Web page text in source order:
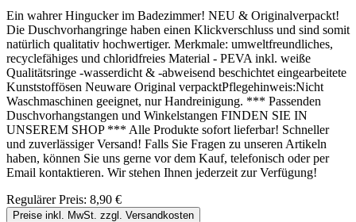
Ein wahrer Hingucker im Badezimmer! NEU & Originalverpackt!
Die Duschvorhangringe haben einen Klickverschluss und sind somit
natürlich qualitativ hochwertiger. Merkmale: umweltfreundliches,
recyclefähiges und chloridfreies Material - PEVA inkl. weiße
Qualitätsringe -wasserdicht & -abweisend beschichtet eingearbeitete
Kunststoffösen Neuware Original verpacktPflegehinweis:Nicht
Waschmaschinen geeignet, nur Handreinigung. *** Passenden
Duschvorhangstangen und Winkelstangen FINDEN SIE IN
UNSEREM SHOP *** Alle Produkte sofort lieferbar! Schneller
und zuverlässiger Versand! Falls Sie Fragen zu unseren Artikeln
haben, können Sie uns gerne vor dem Kauf, telefonisch oder per
Email kontaktieren. Wir stehen Ihnen jederzeit zur Verfügung!
Regulärer Preis: 8,90 €
Preise inkl. MwSt. zzgl. Versandkosten